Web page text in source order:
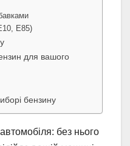
E85)
для вашого
бензину
без нього